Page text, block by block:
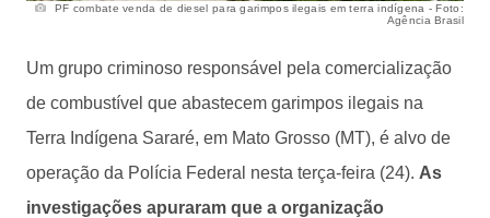
PF combate venda de diesel para garimpos ilegais em terra indígena - Foto:
Agência Brasil
Um grupo criminoso responsável pela comercialização
de combustível que abastecem garimpos ilegais na
Terra Indígena Sararé, em Mato Grosso (MT), é alvo de
operação da Polícia Federal nesta terça-feira (24). As
investigações apuraram que a organização